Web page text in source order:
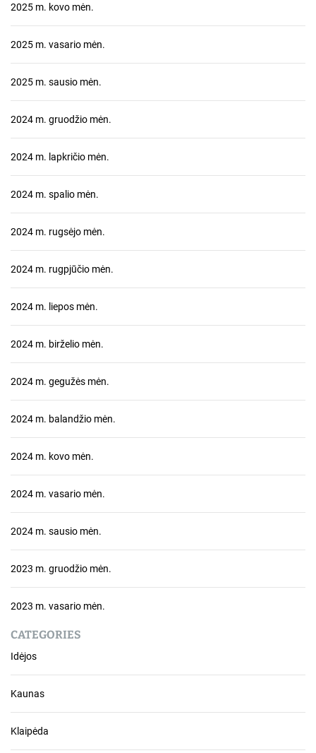
2025 m. kovo mėn.
2025 m. vasario mėn.
2025 m. sausio mėn.
2024 m. gruodžio mėn.
2024 m. lapkričio mėn.
2024 m. spalio mėn.
2024 m. rugsėjo mėn.
2024 m. rugpjūčio mėn.
2024 m. liepos mėn.
2024 m. birželio mėn.
2024 m. gegužės mėn.
2024 m. balandžio mėn.
2024 m. kovo mėn.
2024 m. vasario mėn.
2024 m. sausio mėn.
2023 m. gruodžio mėn.
2023 m. vasario mėn.
CATEGORIES
Idėjos
Kaunas
Klaipėda